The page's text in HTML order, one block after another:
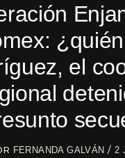
el
FERNANDA GALVÁN / 2